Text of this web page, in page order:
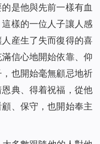
是他與先前一樣有血
樣的一位人子讓人感
産生了失而復得的喜
信心地開始依靠、仰
也開始毫無顧忌地祈
典、得着祝福，從他
、保守，也開始奉主